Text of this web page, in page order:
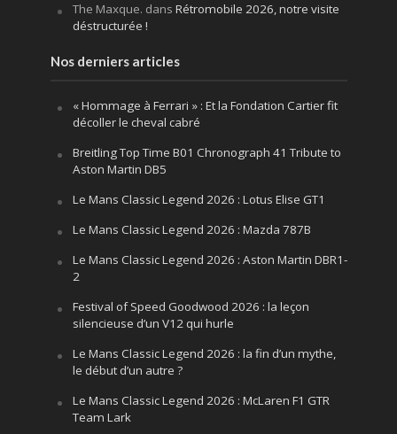
The Maxque. dans Rétromobile 2026, notre visite
déstructurée !
Nos derniers articles
« Hommage à Ferrari » : Et la Fondation Cartier fit
décoller le cheval cabré
Breitling Top Time B01 Chronograph 41 Tribute to
Aston Martin DB5
Le Mans Classic Legend 2026 : Lotus Elise GT1
Le Mans Classic Legend 2026 : Mazda 787B
Le Mans Classic Legend 2026 : Aston Martin DBR1-
2
Festival of Speed Goodwood 2026 : la leçon
silencieuse d’un V12 qui hurle
Le Mans Classic Legend 2026 : la fin d’un mythe,
le début d’un autre ?
Le Mans Classic Legend 2026 : McLaren F1 GTR
Team Lark